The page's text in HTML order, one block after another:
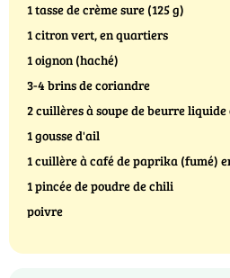
1 tasse de crème sure (125 g)
1 citron vert, en quartiers
1 oignon (haché)
3-4 brins de coriandre
2 cuillères à soupe de beurre
1 gousse d'ail
1 cuillère à café de paprika (fumé)
1 pincée de poudre de chili
poivre